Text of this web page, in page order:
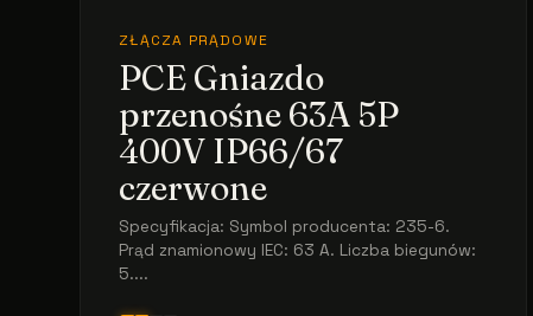
ZŁĄCZA PRĄDOWE
PCE Gniazdo
przenośne 63A 5P
400V IP66/67
czerwone
Specyfikacja: Symbol producenta: 235-6.
Prąd znamionowy IEC: 63 A. Liczba biegunów:
5....